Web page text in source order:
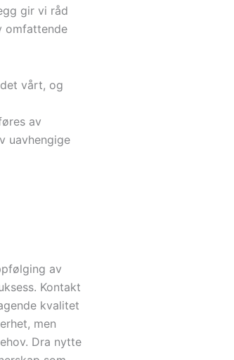
gir vi råd
omfattende
vårt, og
av
uavhengige
av
Kontakt
kvalitet
men
Dra nytte